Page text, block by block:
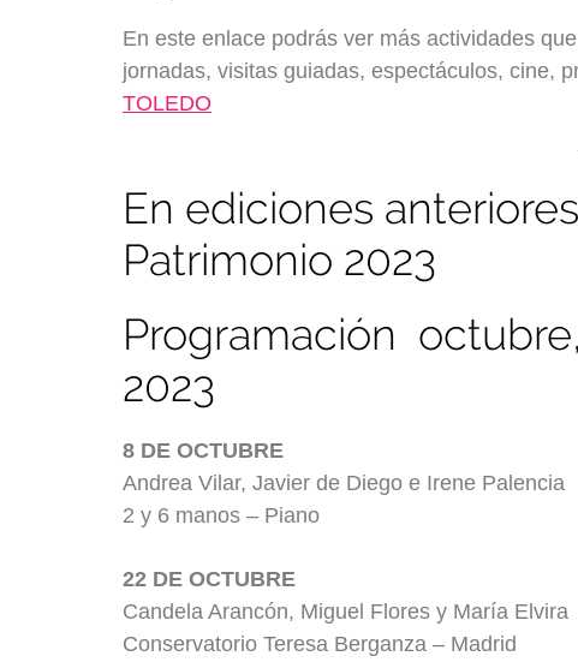
En este enlace podrás ver más actividades
jornadas, visitas guiadas, espectáculos, cine,
TOLEDO
En ediciones
Patrimonio 2023
Programación
2023
8 DE OCTUBRE
Andrea Vilar, Javier de Diego e Irene Palencia
2 y 6 manos – Piano
22 DE OCTUBRE
Candela Arancón, Miguel Flores y María Elvira
Conservatorio Teresa Berganza – Madrid